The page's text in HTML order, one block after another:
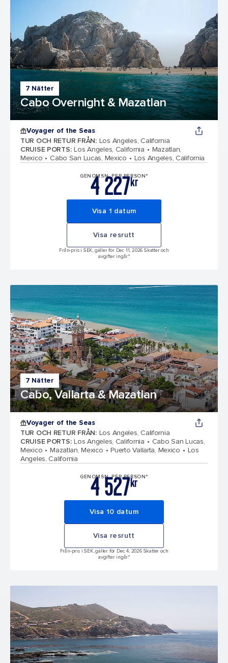
7 Nätter
Cabo Overnight & Mazatlan
Voyager of the Seas
TUR OCH RETUR FRÅN: Los Angeles, California
CRUISE PORTS: Los Angeles, California
Mazatlan,
Mexico
Cabo San Lucas, Mexico Los Angeles, California
GENOMSN. PER PERSON*
kr
4 227
Visa 1 datum
Visa resrutt
Från-pris i SEK, gäller för Dec 11, 2026 Skatter och
avgifter ingår.*
7 Nätter
Cabo, Vallarta & Mazatlan
Voyager of the Seas
TUR OCH RETUR FRÅN: Los Angeles, California
CRUISE PORTS: Los Angeles, California
Cabo San Lucas,
Mexico
Mazatlan, Mexico Puerto Vallarta, Mexico
Los
Angeles, California
GENOMSN. PER PERSON*
kr
4 527
Visa 10 datum
Visa resrutt
Från-pris i SEK, gäller för Dec 4, 2026 Skatter och
avgifter ingår.*